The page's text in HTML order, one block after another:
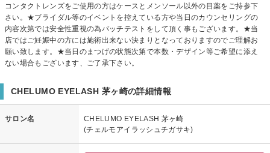
コンタクトレンズをご使用の方はケースとメンソール以外の目薬をご持参下
さい。★ブライダル等のイベントを控えている方や当日のカウンセリングの
内容次第では安全性重視の為パッチテストをして頂く事もございます。★当
店ではご妊娠中の方には施術出来ない決まりとなっておりますのでご理解お
願い致します。★当日のまつげの状態次第で本数・デザイン等ご希望に添え
ない場合もございます、ご了承下さい。
CHELUMO EYELASH 茅ヶ崎の詳細情報
サロン名
CHELUMO EYELASH 茅ヶ崎
(チェルモアイラッシュチガサキ)